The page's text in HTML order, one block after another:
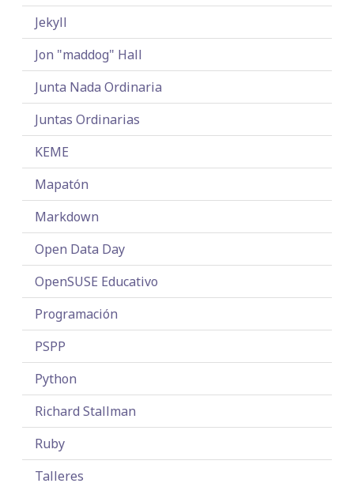
Jekyll
Jon "maddog" Hall
Junta Nada Ordinaria
Juntas Ordinarias
KEME
Mapatón
Markdown
Open Data Day
OpenSUSE Educativo
Programación
PSPP
Python
Richard Stallman
Ruby
Talleres